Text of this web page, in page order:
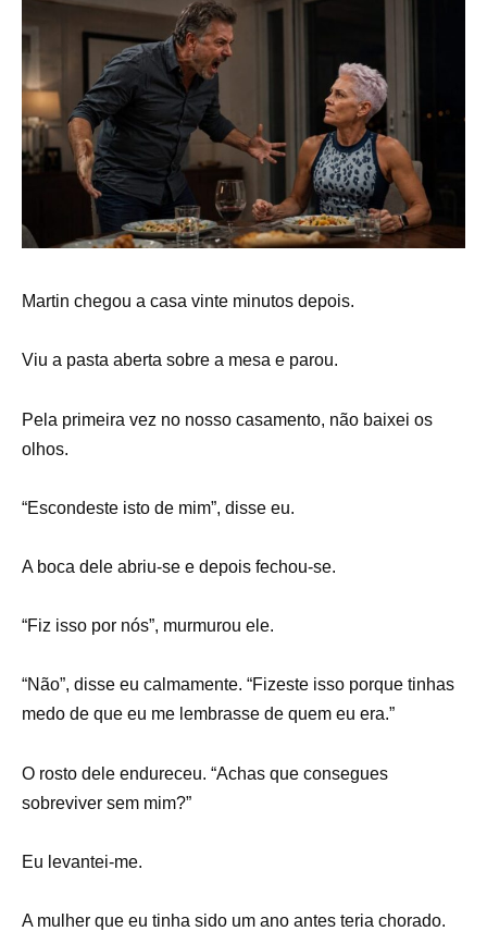
Martin chegou a casa vinte minutos depois.
Viu a pasta aberta sobre a mesa e parou.
Pela primeira vez no nosso casamento, não baixei os
olhos.
“Escondeste isto de mim”, disse eu.
A boca dele abriu-se e depois fechou-se.
“Fiz isso por nós”, murmurou ele.
“Não”, disse eu calmamente. “Fizeste isso porque tinhas
medo de que eu me lembrasse de quem eu era.”
O rosto dele endureceu. “Achas que consegues
sobreviver sem mim?”
Eu levantei-me.
A mulher que eu tinha sido um ano antes teria chorado.